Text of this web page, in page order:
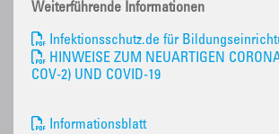
Weiterführende Informationen
Infektionsschutz.de für
HINWEISE ZUM NEUARTIGEN
COV-2) UND COVID-19
Informationsblatt